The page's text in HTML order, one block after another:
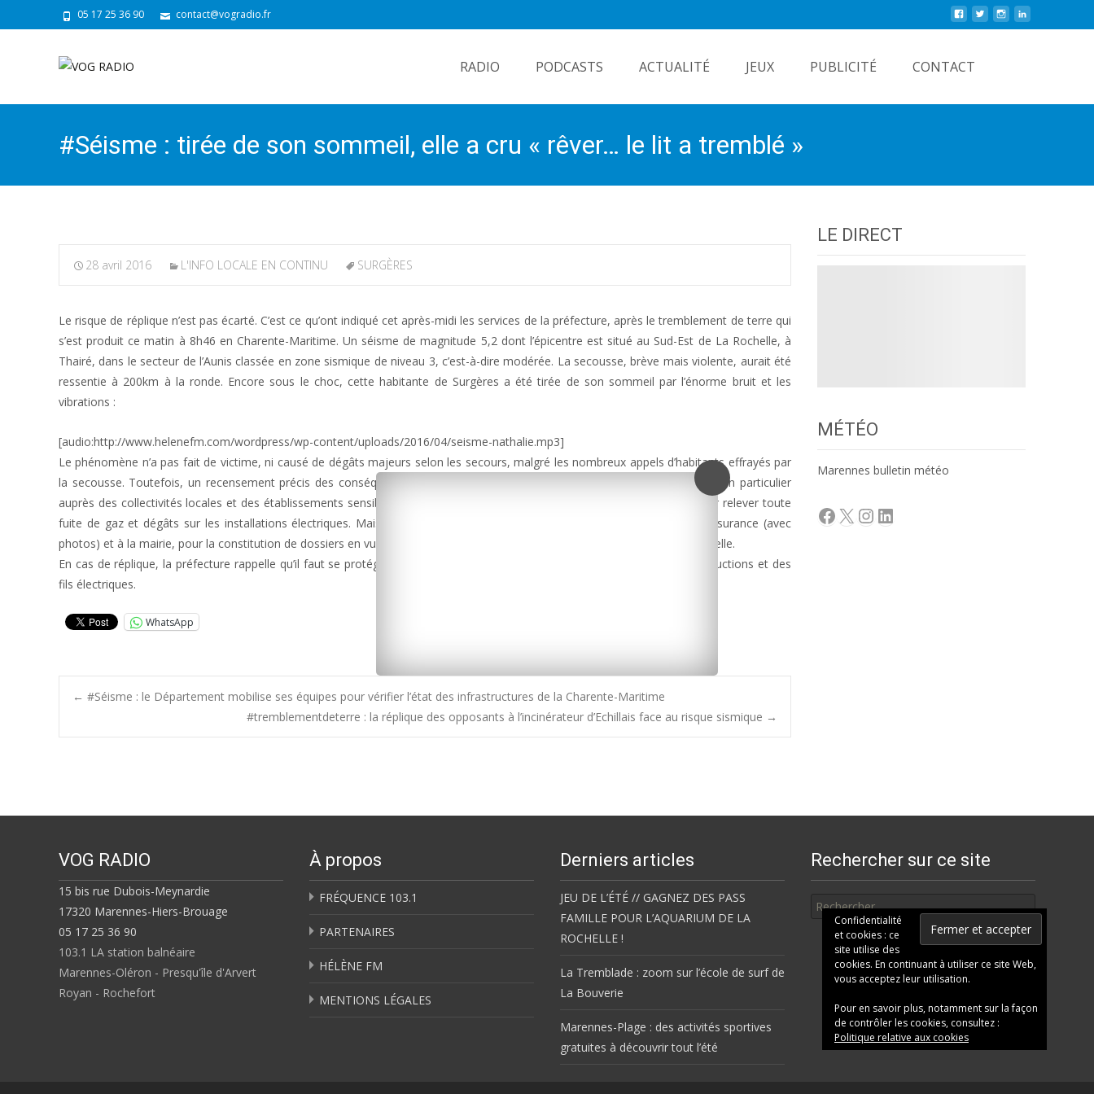
05 17 25 36 90 contact@vogradio.fr
RADIO PODCASTS ACTUALITÉ JEUX PUBLICITÉ CONTACT
#Séisme : tirée de son sommeil, elle a cru « rêver… le lit a tremblé »
28 avril 2016 L'INFO LOCALE EN CONTINU SURGÈRES
Le risque de réplique n’est pas écarté. C’est ce qu’ont indiqué cet après-midi les services de la préfecture, après le tremblement de terre qui
s’est produit ce matin à 8h46 en Charente-Maritime. Un séisme de magnitude 5,2 dont l’épicentre est situé au Sud-Est de La Rochelle, à
Thairé, dans le secteur de l’Aunis classée en zone sismique de niveau 3, c’est-à-dire modérée. La secousse, brève mais violente, aurait été
ressentie à 200km à la ronde. Encore sous le choc, cette habitante de Surgères a été tirée de son sommeil par l’énorme bruit et les
vibrations :
[audio:http://www.helenefm.com/wordpress/wp-content/uploads/2016/04/seisme-nathalie.mp3]
Le phénomène n’a pas fait de victime, ni causé de dégâts majeurs selon les secours, malgré les nombreux appels d’habitants effrayés par
la secousse. Toutefois, un recensement précis des conséquences du séisme est toujours mené par les services de l’État, en particulier
auprès des collectivités locales et des établissements sensibles. Il est conseillé aux habitants d’inspecter leur logement pour relever toute
fuite de gaz et dégâts sur les installations électriques. Mais aussi à signaler les sinistres constatés à leur compagnie d’assurance (avec
photos) et à la mairie, pour la constitution de dossiers en vue d’une éventuelle reconnaissance de l’état de catastrophe naturelle.
En cas de réplique, la préfecture rappelle qu’il faut se protéger des chutes d’objets et de s’arrêter en voiture loin des constructions et des
fils électriques.
WhatsApp
Post
← #Séisme : le Département mobilise ses équipes pour vérifier l’état des infrastructures de la Charente-Maritime
#tremblementdeterre : la réplique des opposants à l’incinérateur d’Echillais face au risque sismique →
LE DIRECT
MÉTÉO
Marennes bulletin météo
Facebook
X Instagram
LinkedIn
VOG RADIO
15 bis rue Dubois-Meynardie
17320 Marennes-Hiers-Brouage
05 17 25 36 90
103.1 LA station balnéaire
Marennes-Oléron - Presqu'île d'Arvert
Royan - Rochefort
À propos
FRÉQUENCE 103.1
PARTENAIRES
HÉLÈNE FM
MENTIONS LÉGALES
Derniers articles
JEU DE L’ÉTÉ // GAGNEZ DES PASS
FAMILLE POUR L’AQUARIUM DE LA
ROCHELLE !
La Tremblade : zoom sur l’école de surf de
La Bouverie
Marennes-Plage : des activités sportives
gratuites à découvrir tout l’été
Rechercher sur ce site
Confidentialité
et cookies : ce
site utilise des
cookies. En continuant à utiliser ce site Web,
vous acceptez leur utilisation.
Pour en savoir plus, notamment sur la façon
de contrôler les cookies, consultez :
Politique relative aux cookies